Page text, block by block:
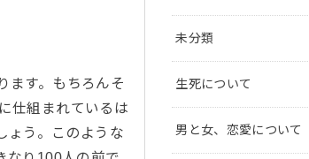
ます。もちろんそ
仕組まれているは
ょう。このような
未分類
生死について
男と女、恋愛について